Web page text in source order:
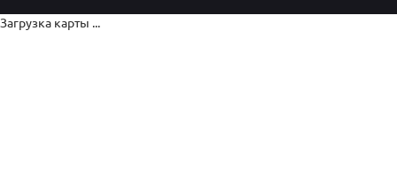
Загрузка карты ...